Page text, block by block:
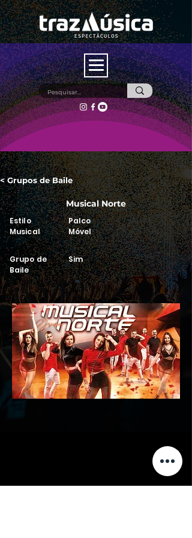
< Grupos de Baile
Musical Norte
Estilo
Musical
Palco
Móvel
Grupo de
Baile
Sim